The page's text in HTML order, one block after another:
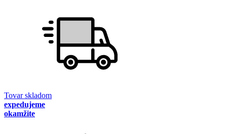
Tovar skladom
expedujeme
okamžite